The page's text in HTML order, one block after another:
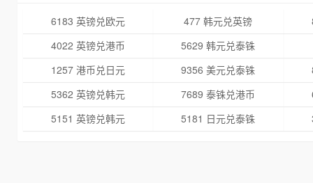
6183 英镑兑欧元 477 韩元兑英镑
4022 英镑兑港币
5629 韩元兑泰铢
1257 港币兑日元
9356 美元兑泰铢
5362 英镑兑韩元
7689 泰铢兑港币
5151 英镑兑韩元
5181 日元兑泰铢